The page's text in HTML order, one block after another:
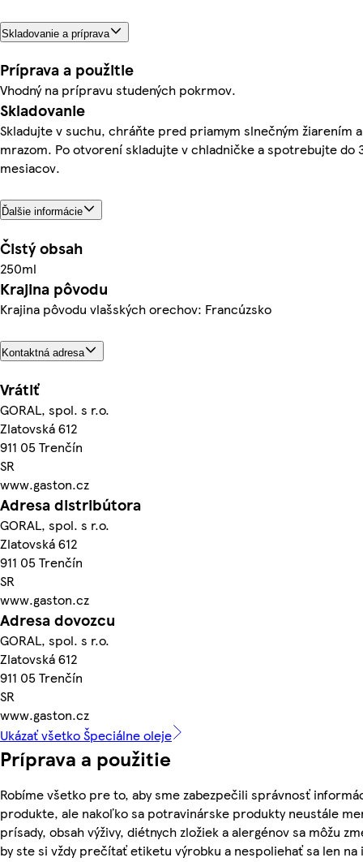
Skladovanie a príprava
Príprava a použitie
Vhodný na prípravu studených pokrmov.
Skladovanie
Skladujte v suchu, chráňte pred priamym slnečným žiarením
mrazom. Po otvorení skladujte v chladničke a spotrebujte do
mesiacov.
Ďalšie informácie
Čistý obsah
250ml
Krajina pôvodu
Krajina pôvodu vlašských orechov: Francúzsko
Kontaktná adresa
Vrátiť
GORAL, spol. s r.o.
Zlatovská 612
911 05 Trenčín
SR
www.gaston.cz
Adresa distribútora
GORAL, spol. s r.o.
Zlatovská 612
911 05 Trenčín
SR
www.gaston.cz
Adresa dovozcu
GORAL, spol. s r.o.
Zlatovská 612
911 05 Trenčín
SR
www.gaston.cz
Ukázať všetko Špeciálne oleje
Príprava a použitie
Robíme všetko pre to, aby sme zabezpečili správnosť
produkte, ale nakoľko sa potravinárske produkty neustále
prísady, obsah výživy, diétnych zložiek a alergénov sa môžu
by ste si vždy prečítať etiketu výrobku a nespoliehať sa len